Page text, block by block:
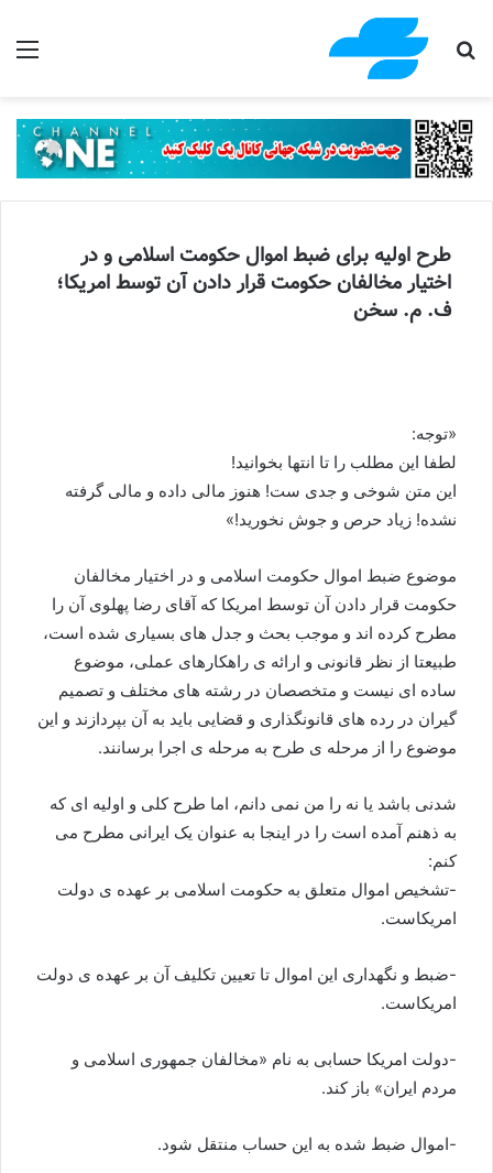
جستجو برای
طرح اولیه برای ضبط اموال حکومت اسلامی و در
اختیار مخالفان حکومت قرار دادن آن توسط امریکا؛
ف. م. سخن
«توجه:
لطفا این مطلب را تا انتها بخوانید!
این متن شوخی و جدی ست! هنوز مالی داده و مالی گرفته
نشده! زیاد حرص و جوش نخورید!»
موضوع ضبط اموال حکومت اسلامی و در اختیار مخالفان
حکومت قرار دادن آن توسط امریکا که آقای رضا پهلوی آن را
مطرح کرده اند و موجب بحث و جدل های بسیاری شده است،
طبیعتا از نظر قانونی و ارائه ی راهکارهای عملی، موضوع
ساده ای نیست و متخصصان در رشته های مختلف و تصمیم
گیران در رده های قانونگذاری و قضایی باید به آن بپردازند و این
موضوع را از مرحله ی طرح به مرحله ی اجرا برسانند.
شدنی باشد یا نه را من نمی دانم، اما طرح کلی و اولیه ای که
به ذهنم آمده است را در اینجا به عنوان یک ایرانی مطرح می
کنم:
-تشخیص اموال متعلق به حکومت اسلامی بر عهده ی دولت
امریکاست.
-ضبط و نگهداری این اموال تا تعیین تکلیف آن بر عهده ی دولت
امریکاست.
-دولت امریکا حسابی به نام «مخالفان جمهوری اسلامی و
مردم ایران» باز کند.
-اموال ضبط شده به این حساب منتقل شود.